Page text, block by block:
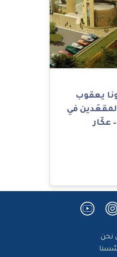
يعقوب
في
عكّار
نحن